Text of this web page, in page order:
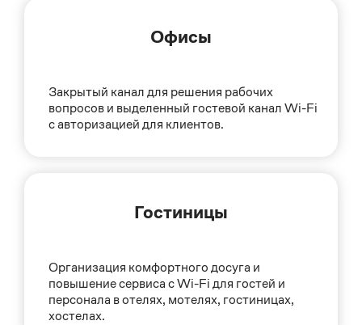
Офисы
Закрытый канал для решения рабочих
вопросов и выделенный гостевой канал Wi-Fi
с авторизацией для клиентов.
Гостиницы
Организация комфортного досуга и
повышение сервиса с Wi-Fi для гостей и
персонала в отелях, мотелях, гостиницах,
хостелах.